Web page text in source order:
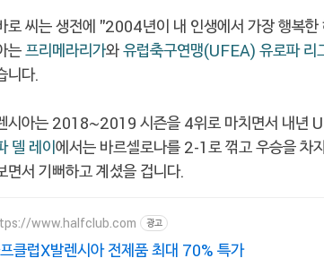
로 씨는 생전에 "2004년이 내 인생에서 가장 행복
는프리메라리가와유럽축구연맹(UFEA) 유로파 리
니다.
시아는 2018~2019 시즌을 4위로 마치면서 내년
델 레이에서는 바르셀로나를 2-1로 꺾고 우승을 차
면서 기뻐하고 계셨을 겁니다.
www.halfclub.com 광고
클럽X발렌시아 전제품 최대 70% 특가